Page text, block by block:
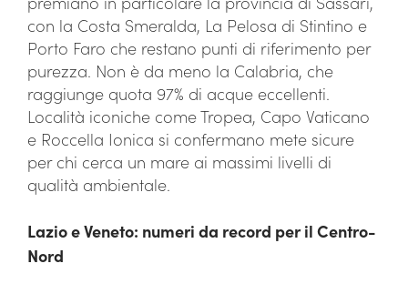
con la Costa Smeralda, La Pelosa di Stintino e
Porto Faro che restano punti di riferimento per
purezza. Non è da meno la Calabria, che
raggiunge quota 97% di acque eccellenti.
Località iconiche come Tropea, Capo Vaticano
e Roccella Ionica si confermano mete sicure
per chi cerca un mare ai massimi livelli di
qualità ambientale.
Lazio e Veneto: numeri da record per il Centro-
Nord